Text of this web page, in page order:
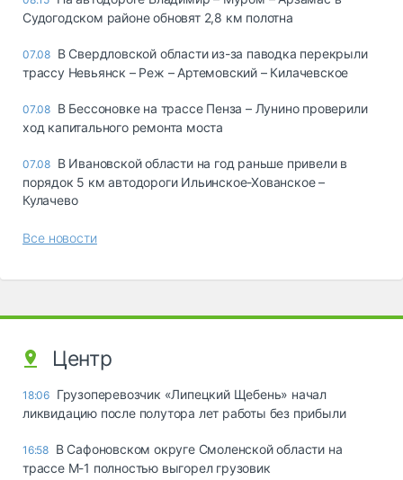
Судогодском районе обновят 2,8 км полотна
07.08 В Свердловской области из-за паводка перекрыли
трассу Невьянск – Реж – Артемовский – Килачевское
07.08 В Бессоновке на трассе Пенза – Лунино проверили
ход капитального ремонта моста
07.08 В Ивановской области на год раньше привели в
порядок 5 км автодороги Ильинское-Хованское –
Кулачево
Все новости
Центр
18:06 Грузоперевозчик «Липецкий Щебень» начал
ликвидацию после полутора лет работы без прибыли
16:58 В Сафоновском округе Смоленской области на
трассе М-1 полностью выгорел грузовик